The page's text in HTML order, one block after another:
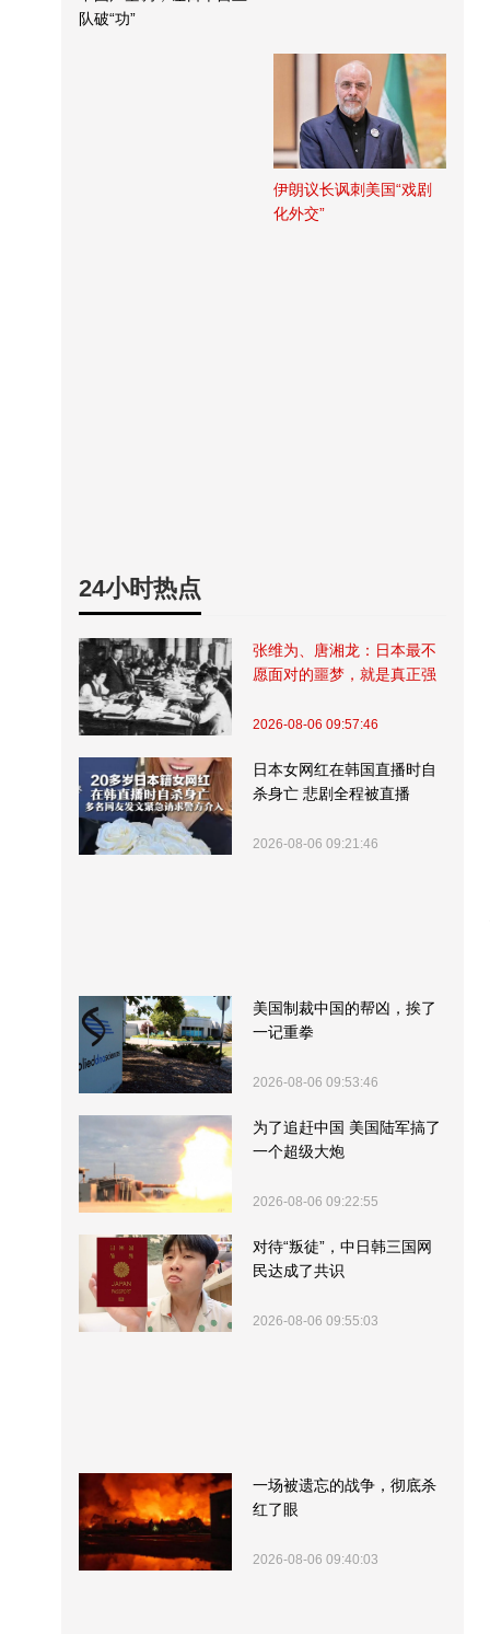
队破“功”
伊朗议长讽刺美国“戏剧
化外交”
24小时热点
张维为、唐湘龙：日本最不
愿面对的噩梦，就是真正强
2026-08-06 09:57:46
日本女网红在韩国直播时自
杀身亡 悲剧全程被直播
2026-08-06 09:21:46
美国制裁中国的帮凶，挨了
一记重拳
2026-08-06 09:53:46
为了追赶中国 美国陆军搞了
一个超级大炮
2026-08-06 09:22:55
对待“叛徒”，中日韩三国网
民达成了共识
2026-08-06 09:55:03
一场被遗忘的战争，彻底杀
红了眼
2026-08-06 09:40:03